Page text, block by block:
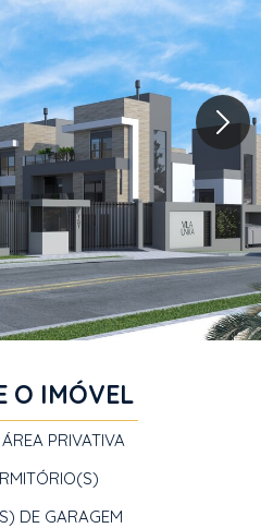
O IMÓVEL
ÁREA PRIVATIVA
DE GARAGEM